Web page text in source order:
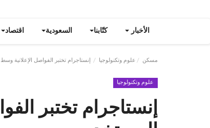
الأخبار كتّابنا السعودية اقتصاد
مسكن علوم وتكنولوجيا إنستاجرام تختبر الفواصل الإعلانية
علوم وتكنولوجيا
إنستاجرام تختبر